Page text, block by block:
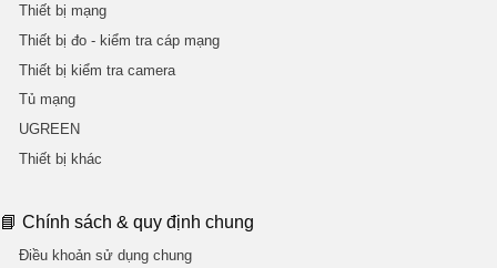
Thiết bị mạng
Thiết bị đo - kiểm tra cáp mạng
Thiết bị kiểm tra camera
Tủ mạng
UGREEN
Thiết bị khác
📘 Chính sách & quy định chung
Điều khoản sử dụng chung